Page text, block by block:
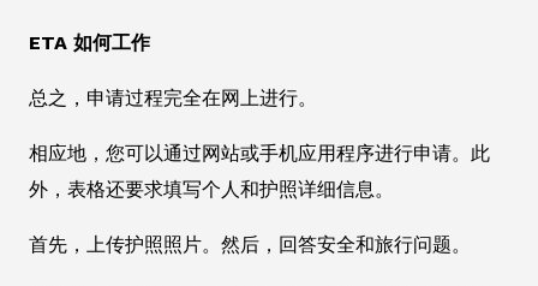
ETA 如何工作
总之，申请过程完全在网上进行。
相应地，您可以通过网站或手机应用程序进行申请。此
外，表格还要求填写个人和护照详细信息。
首先，上传护照照片。然后，回答安全和旅行问题。